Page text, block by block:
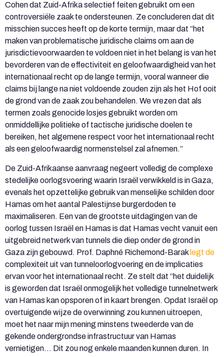
Cohen dat Zuid-Afrika selectief feiten gebruikt om een
controversiële zaak te ondersteunen. Ze concluderen dat dit
misschien succes heeft op de korte termijn, maar dat “het
maken van problematische juridische claims om aan de
jurisdictievoorwaarden te voldoen niet in het belang is van het
bevorderen van de effectiviteit en geloofwaardigheid van het
internationaal recht op de lange termijn, vooral wanneer die
claims bij lange na niet voldoende zouden zijn als het Hof ooit
de grond van de zaak zou behandelen. We vrezen dat als
termen zoals genocide losjes gebruikt worden om
onmiddellijke politieke of tactische juridische doelen te
bereiken, het algemene respect voor het internationaal recht
als een geloofwaardig normenstelsel zal afnemen.”
De Zuid-Afrikaanse aanvraag negeert volledig de complexe
stedelijke oorlogsvoering waarin Israël verwikkeld is in Gaza,
evenals het opzettelijke gebruik van menselijke schilden door
Hamas om het aantal Palestijnse burgerdoden te
maximaliseren. Een van de grootste uitdagingen van de
oorlog tussen Israël en Hamas is dat Hamas vecht vanuit een
uitgebreid netwerk van tunnels die diep onder de grond in
Gaza zijn gebouwd. Prof. Daphné Richemond-Barak legt de
complexiteit uit van tunneloorlogvoering en de implicaties
ervan voor het internationaal recht. Ze stelt dat “het duidelijk
is geworden dat Israël onmogelijk het volledige tunnelnetwerk
van Hamas kan opsporen of in kaart brengen. Opdat Israël op
overtuigende wijze de overwinning zou kunnen uitroepen,
moet het naar mijn mening minstens tweederde van de
gekende ondergrondse infrastructuur van Hamas
vernietigen… Dit zou nog enkele maanden kunnen duren. In